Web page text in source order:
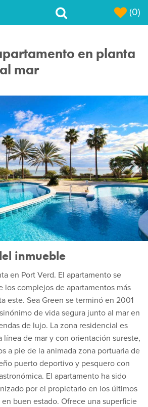
(0)
en planta
mar
Next
inmueble
en Port Verd. El apartamento se
los complejos de apartamentos más
este. Sea Green se terminó en 2001
de vida segura junto al mar en
de lujo. La zona residencial es
línea de mar y con orientación sureste,
a pie de la animada zona portuaria de
puerto deportivo y pesquero con
El apartamento ha sido
por el propietario en los últimos
buen estado. Ofrece una superficie